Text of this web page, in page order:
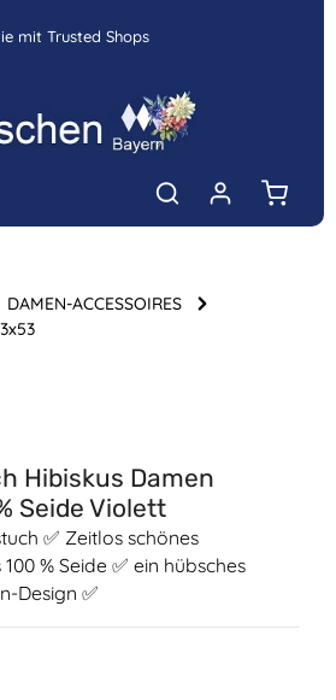
mit Trusted Shops
DAMEN-ACCESSOIRES
Hibiskus Damen
Seide Violett
✅ Zeitlos schönes
% Seide ✅ ein hübsches
Design ✅